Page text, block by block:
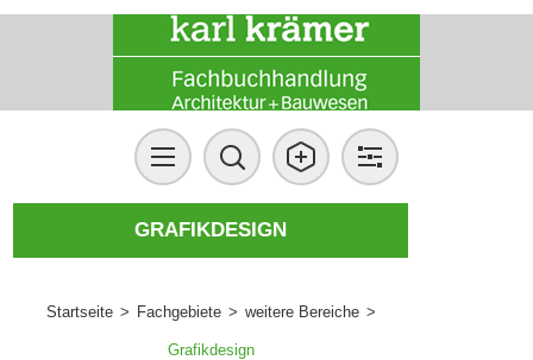
GRAFIKDESIGN
Startseite > Fachgebiete > weitere Bereiche >
Grafikdesign